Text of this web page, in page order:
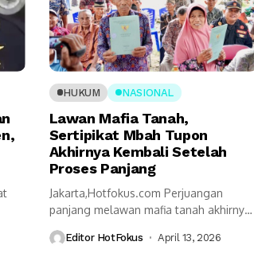
HUKUM NASIONAL
Lawan Mafia Tanah,
Sertipikat Mbah Tupon
Akhirnya Kembali Setelah
Proses Panjang
Jakarta,Hotfokus.com Perjuangan
panjang melawan mafia tanah akhirnya
Editor HotFokus April 13, 2026